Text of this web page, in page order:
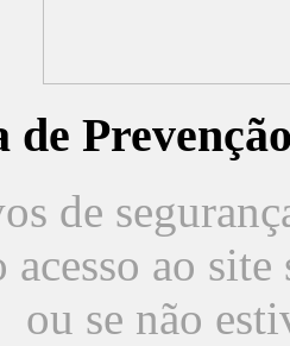
de
de
acesso ao
ou se não